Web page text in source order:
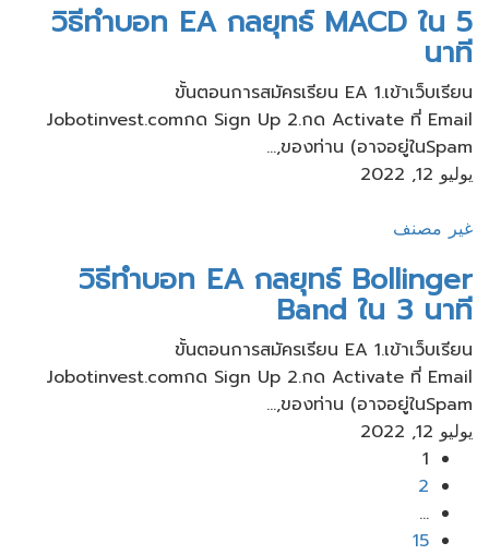
วิธีทำบอท EA กลยุทธ์ MACD ใน 5
นาที
ขั้นตอนการสมัครเรียน​ EA 1.เข้าเว็บ​เรียน
Jobotinvest.comกด Sign Up 2.กด Activate ที่ Email
ของท่าน​ (อาจอยู่ใน​Spam,...
يوليو 12, 2022
غير مصنف
วิธีทำบอท EA กลยุทธ์ Bollinger
Band ใน 3 นาที
ขั้นตอนการสมัครเรียน​ EA 1.เข้าเว็บ​เรียน
Jobotinvest.comกด Sign Up 2.กด Activate ที่ Email
ของท่าน​ (อาจอยู่ใน​Spam,...
يوليو 12, 2022
1
2
…
15